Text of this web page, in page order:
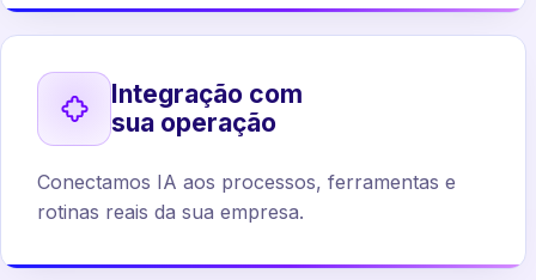
Integração com
sua operação
Conectamos IA aos processos, ferramentas e
rotinas reais da sua empresa.